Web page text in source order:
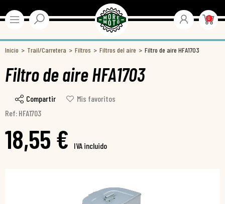
0
Inicio Trail/Carretera Filtros Filtros del aire Filtro de aire HFA1703
Filtro de aire HFA1703
Compartir
Mis favoritos
Ref: HFA1703
18,55 € IVA incluido